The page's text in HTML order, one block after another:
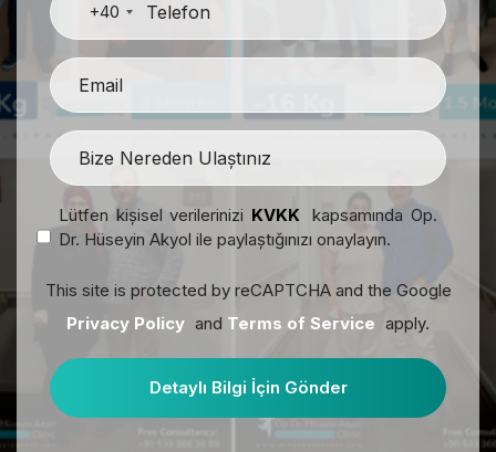
+40
Lütfen kişisel verilerinizi KVKK kapsamında Op.
Dr. Hüseyin Akyol ile paylaştığınızı onaylayın.
This site is protected by reCAPTCHA and the Google
Privacy Policy and Terms of Service apply.
Detaylı Bilgi İçin Gönder